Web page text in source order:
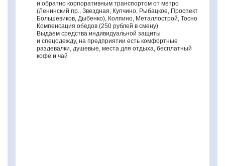
и обратно корпоративным транспортом от метро
(Ленинский пр., Звездная, Купчино, Рыбацкое, Проспект
Большевиков, Дыбенко), Колпино, Металлострой, Тосно
Компенсация обедов (250 рублей в смену)
Выдаем средства индивидуальной защиты
и спецодежду, на предприятии есть комфортные
раздевалки, душевые, места для отдыха, бесплатный
кофе и чай